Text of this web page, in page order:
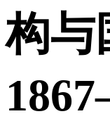
构与